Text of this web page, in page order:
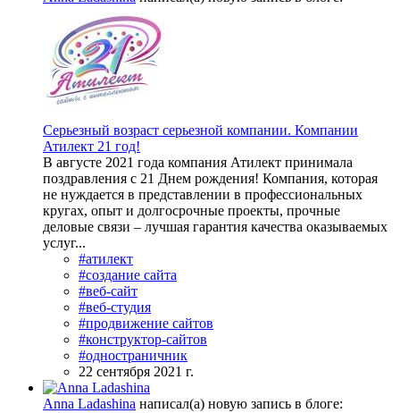
Серьезный возраст серьезной компании. Компании
Атилект 21 год!
В августе 2021 года компания Атилект принимала
поздравления с 21 Днем рождения! Компания, которая
не нуждается в представлении в профессиональных
кругах, опыт и долгосрочные проекты, прочные
деловые связи – лучшая гарантия качества оказываемых
услуг...
#атилект
#создание сайта
#веб-сайт
#веб-студия
#продвижение сайтов
#конструктор-сайтов
#одностраничник
22 сентября 2021 г.
Anna Ladashina написал(а) новую запись в блоге: